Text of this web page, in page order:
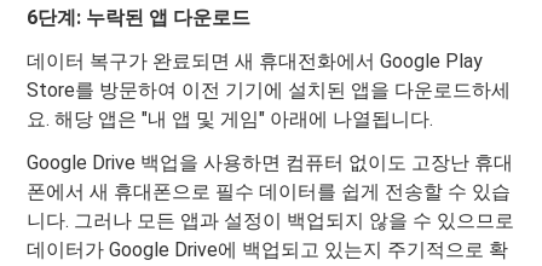
6단계: 누락된 앱 다운로드
데이터 복구가 완료되면 새 휴대전화에서 Google Play
Store를 방문하여 이전 기기에 설치된 앱을 다운로드하세
요. 해당 앱은 "내 앱 및 게임" 아래에 나열됩니다.
Google Drive 백업을 사용하면 컴퓨터 없이도 고장난 휴대
폰에서 새 휴대폰으로 필수 데이터를 쉽게 전송할 수 있습
니다. 그러나 모든 앱과 설정이 백업되지 않을 수 있으므로
데이터가 Google Drive에 백업되고 있는지 주기적으로 확